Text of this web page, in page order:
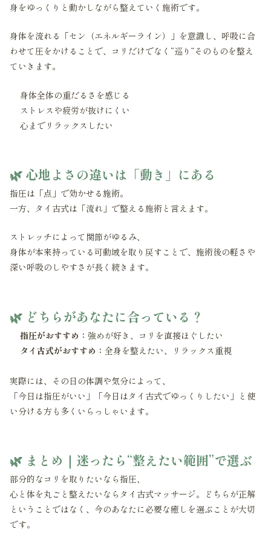
身をゆっくりと動かしながら整えていく施術です。
身体を流れる「セン（エネルギーライン）」を意識し、呼吸に合
わせて圧をかけることで、コリだけでなく“巡り”そのものを整え
ていきます。
身体全体の重だるさを感じる
ストレスや疲労が抜けにくい
心までリラックスしたい
🌿 心地よさの違いは「動き」にある
指圧は「点」で効かせる施術。
一方、タイ古式は「流れ」で整える施術と言えます。
ストレッチによって関節がゆるみ、
身体が本来持っている可動域を取り戻すことで、施術後の軽さや
深い呼吸のしやすさが長く続きます。
🌿 どちらがあなたに合っている？
指圧がおすすめ： 強めが好き、コリを直接ほぐしたい
タイ古式がおすすめ： 全身を整えたい、リラックス重視
実際には、その日の体調や気分によって、
「今日は指圧がいい」「今日はタイ古式でゆっくりしたい」と使
い分ける方も多くいらっしゃいます。
🌿 まとめ｜迷ったら“整えたい範囲”で選ぶ
部分的なコリを取りたいなら指圧、
心と体を丸ごと整えたいならタイ古式マッサージ。どちらが正解
ということではなく、今のあなたに必要な癒しを選ぶことが大切
です。